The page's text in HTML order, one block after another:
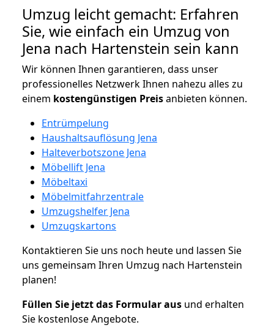
Umzug leicht gemacht: Erfahren
Sie, wie einfach ein Umzug von
Jena nach Hartenstein sein kann
Wir können Ihnen garantieren, dass unser
professionelles Netzwerk Ihnen nahezu alles zu
einem kostengünstigen Preisanbieten können.
Entrümpelung
Haushaltsauflösung Jena
Halteverbotszone Jena
Möbellift Jena
Möbeltaxi
Möbelmitfahrzentrale
Umzugshelfer Jena
Umzugskartons
Kontaktieren Sie uns noch heute und lassen Sie
uns gemeinsam Ihren Umzug nach Hartenstein
planen!
Füllen Sie jetzt das Formular aus und erhalten
Sie kostenlose Angebote.